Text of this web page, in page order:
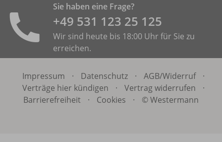
Sie haben eine Frage?
+49 531 ­123 25 125
Wir sind heute bis 18:00 Uhr für Sie zu
erreichen.
Impressum · Datenschutz · AGB/Widerruf
·
Verträge hier kündigen
· Vertrag widerrufen
·
Barrierefreiheit
· Cookies · © Westermann